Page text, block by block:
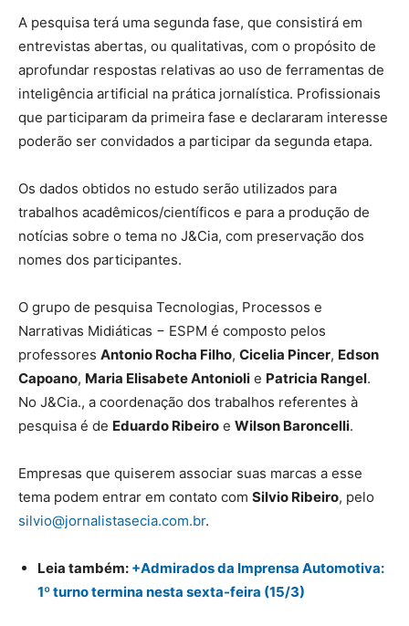
A pesquisa terá uma segunda fase, que consistirá em
entrevistas abertas, ou qualitativas, com o propósito de
aprofundar respostas relativas ao uso de ferramentas de
inteligência artificial na prática jornalística. Profissionais
que participaram da primeira fase e declararam interesse
poderão ser convidados a participar da segunda etapa.
Os dados obtidos no estudo serão utilizados para
trabalhos acadêmicos/científicos e para a produção de
notícias sobre o tema no J&Cia, com preservação dos
nomes dos participantes.
O grupo de pesquisa Tecnologias, Processos e
Narrativas Midiáticas − ESPM é composto pelos
professores Antonio Rocha Filho, Cicelia Pincer, Edson
Capoano, Maria Elisabete Antonioli e Patricia Rangel.
No J&Cia., a coordenação dos trabalhos referentes à
pesquisa é de Eduardo Ribeiro e Wilson Baroncelli.
Empresas que quiserem associar suas marcas a esse
tema podem entrar em contato com Silvio Ribeiro, pelo
silvio@jornalistasecia.com.br.
Leia também: +Admirados da Imprensa Automotiva:
1º turno termina nesta sexta-feira (15/3)